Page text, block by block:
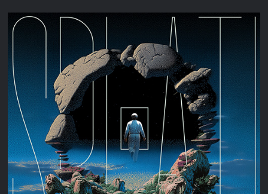
drugim
koncertem
Łodzi!